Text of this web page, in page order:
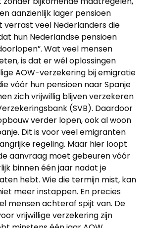
aanzienlijk lager pensioen
verrast veel Nederlanders die
hun Nederlandse pensioen
Wat veel mensen
is dat er wél oplossingen
AOW-verzekering bij emigratie
vóór hun pensioen naar Spanje
zich vrijwillig blijven verzekeren
(SVB). Daardoor
verder lopen, ook al woon
Dit is voor veel emigranten
regeling. Maar hier loopt
aanvraag moet gebeuren vóór
binnen één jaar nadat je
hebt. Wie die termijn mist, kan
meer instappen. En precies
mensen achteraf spijt van. De
vrijwillige verzekering zijn